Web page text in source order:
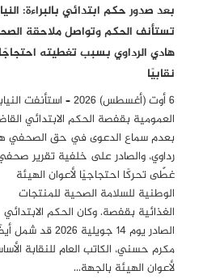
بعد صدور حكم ابتدائي بالبراءة:
تستأنف الحكم وتواصل ملاحقة
هادي الرداوي بسبب تغطيته احتجاجًا
نقابيًا
6 أوت (أغسطس) 2026 – استأنفت
العمومية بقفصة الحكم الابتدائي
بعدم سماع الدعوى في حق الصحفي
رداوي، والصادر على خلفية تقرير
غطّى تحركًا احتجاجيًا لأعوان الهيئة
الوطنية للسلامة الصحية للمنتجات
الغذائية بقفصة. وكان الحكم الابتدائي
الصادر يوم 14 جويلية 2026 قد
مكرم حسني، الكاتب العام للنقابة
لأعوان الهيئة بالجهة…